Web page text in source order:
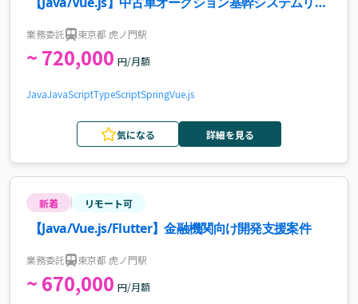
業務委託 東京都 虎ノ門駅
~ 720,000 円/月額
JavaJavaScriptTypeScriptSpringVue.js
気になる 詳細を見る
新着 リモート可
【Java/Vue.js/Flutter】金融機関向け開発支援案件
業務委託 東京都 虎ノ門駅
~ 670,000 円/月額